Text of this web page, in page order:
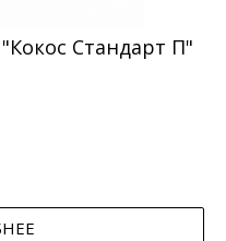
Стандарт П"